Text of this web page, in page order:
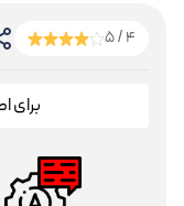
4 / 5
برای